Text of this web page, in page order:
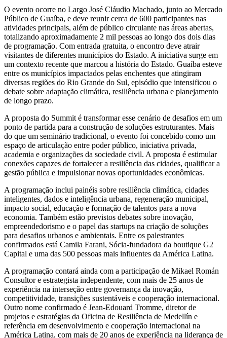
O evento ocorre no Largo José Cláudio Machado, junto ao Mercado
Público de Guaíba, e deve reunir cerca de 600 participantes nas
atividades principais, além de público circulante nas áreas abertas,
totalizando aproximadamente 2 mil pessoas ao longo dos dois dias
de programação. Com entrada gratuita, o encontro deve atrair
visitantes de diferentes municípios do Estado. A iniciativa surge em
um contexto recente que marcou a história do Estado. Guaíba esteve
entre os municípios impactados pelas enchentes que atingiram
diversas regiões do Rio Grande do Sul, episódio que intensificou o
debate sobre adaptação climática, resiliência urbana e planejamento
de longo prazo.
A proposta do Summit é transformar esse cenário de desafios em um
ponto de partida para a construção de soluções estruturantes. Mais
do que um seminário tradicional, o evento foi concebido como um
espaço de articulação entre poder público, iniciativa privada,
academia e organizações da sociedade civil. A proposta é estimular
conexões capazes de fortalecer a resiliência das cidades, qualificar a
gestão pública e impulsionar novas oportunidades econômicas.
A programação inclui painéis sobre resiliência climática, cidades
inteligentes, dados e inteligência urbana, regeneração municipal,
impacto social, educação e formação de talentos para a nova
economia. Também estão previstos debates sobre inovação,
empreendedorismo e o papel das startups na criação de soluções
para desafios urbanos e ambientais. Entre os palestrantes
confirmados está Camila Farani, Sócia-fundadora da boutique G2
Capital e uma das 500 pessoas mais influentes da América Latina.
A programação contará ainda com a participação de Mikael Román
Consultor e estrategista independente, com mais de 25 anos de
experiência na interseção entre governança da inovação,
competitividade, transições sustentáveis e cooperação internacional.
Outro nome confirmado é Jean-Edouard Tromme, diretor de
projetos e estratégias da Oficina de Resiliência de Medellín e
referência em desenvolvimento e cooperação internacional na
América Latina, com mais de 20 anos de experiência na liderança de